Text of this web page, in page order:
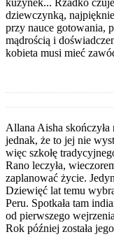
dziewczynką,
przy nauce gotowania,
mądrością i
kobieta musi mieć
Allana Aisha skończyła
jednak, że to jej nie
więc szkołę
Rano leczyła,
zaplanować życie.
Dziewięć lat temu
Peru. Spotkała tam
od pierwszego
Rok później została